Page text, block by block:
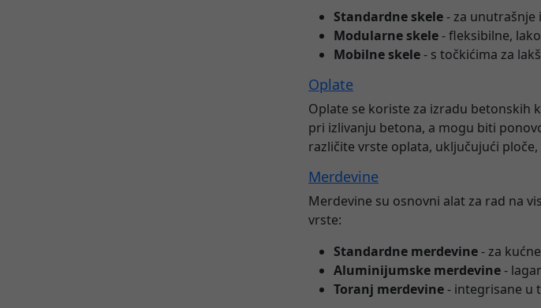
Standardne skele- za unutrašnje
Modularne skele- fleksibilne,
Mobilne skele- s točkićima za
Oplate
Oplate se koriste za izradu betonskih
pri izlivanju betona, a mogu biti
različite vrste oplata, uključujući
Merdevine
Merdevine su osnovni alat za rad na
vrste:
Standardne merdevine- za
Aluminijumske merdevine-
Toranj merdevine- integrisane u